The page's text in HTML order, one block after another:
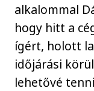
alkalommal
hogy hitt a
ígért, holott
időjárási
lehetővé